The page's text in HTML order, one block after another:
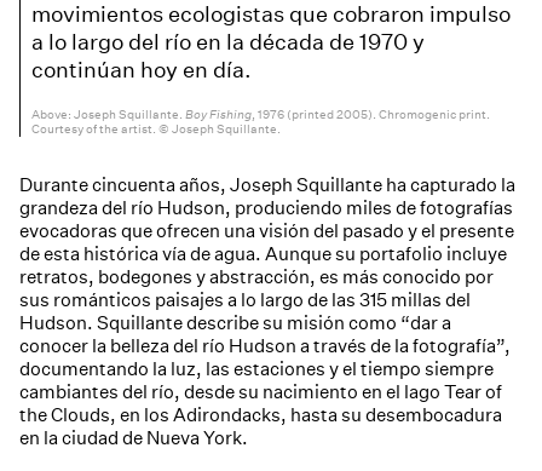
movimientos ecologistas que cobraron impulso
a lo largo del río en la década de 1970 y
continúan hoy en día.
Joseph Squillante. Boy Fishing, 1976 (printed 2005). Chromogenic print.
Courtesy of the artist. © Joseph Squillante.
Durante cincuenta años, Joseph Squillante ha capturado la
grandeza del río Hudson, produciendo miles de fotografías
evocadoras que ofrecen una visión del pasado y el presente
de esta histórica vía de agua. Aunque su portafolio incluye
retratos, bodegones y abstracción, es más conocido por
sus románticos paisajes a lo largo de las 315 millas del
Hudson. Squillante describe su misión como “dar a
conocer la belleza del río Hudson a través de la fotografía”,
documentando la luz, las estaciones y el tiempo siempre
cambiantes del río, desde su nacimiento en el lago Tear of
the Clouds, en los Adirondacks, hasta su desembocadura
en la ciudad de Nueva York.